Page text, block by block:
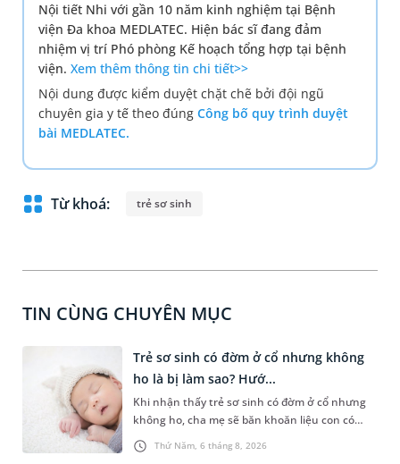
Nội tiết Nhi với gần 10 năm kinh nghiệm tại Bệnh
viện Đa khoa MEDLATEC. Hiện bác sĩ đang đảm
nhiệm vị trí Phó phòng Kế hoạch tổng hợp tại bệnh
viện. Xem thêm thông tin chi tiết>>
Nội dung được kiểm duyệt chặt chẽ bởi đội ngũ
chuyên gia y tế theo đúng Công bố quy trình duyệt
bài MEDLATEC.
Từ khoá: trẻ sơ sinh
TIN CÙNG CHUYÊN MỤC
Thứ Năm, 6 tháng 8, 2026
Trẻ sơ sinh có đờm ở cổ nhưng không
ho là bị làm sao? Hướ...
Khi nhận thấy trẻ sơ sinh có đờm ở cổ nhưng
không ho, cha mẹ sẽ băn khoăn liệu con có
đang mắc bệnh đường hô hấp hay không.
Những chia sẻ dưới đây sẽ giúp cha mẹ hiểu